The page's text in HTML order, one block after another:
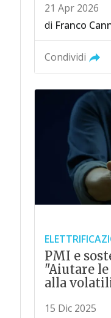
21 Apr 2026
di Franco
Condividi
PMI e
"Aiutare
alla
15 Dic 2025